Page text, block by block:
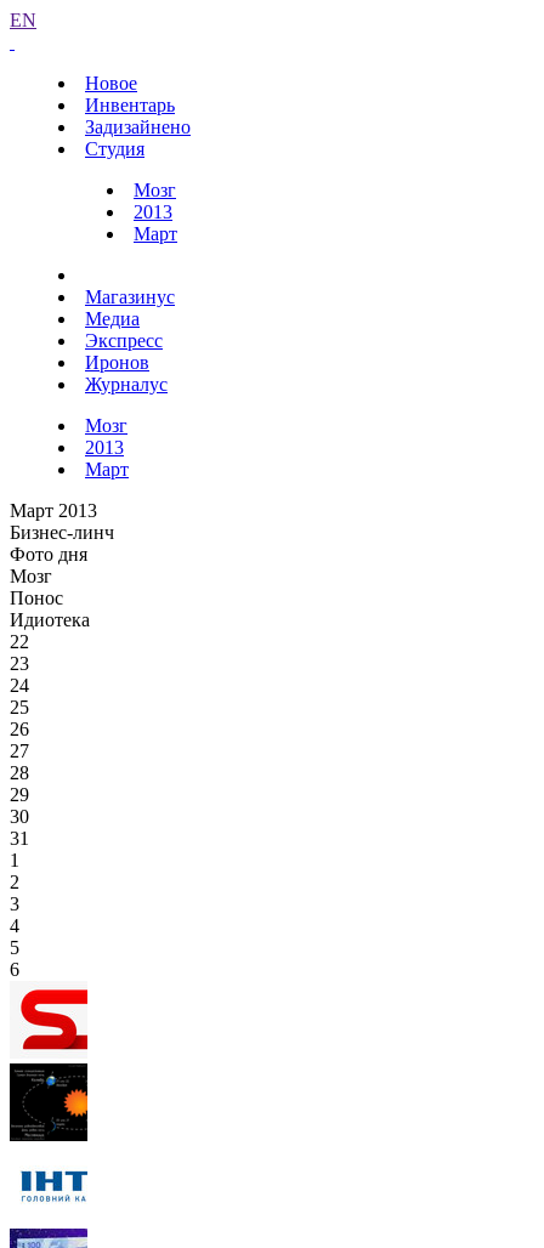
EN
Новое
Инвентарь
Задизайнено
Студия
Мозг
2013
Март
Магазинус
Медиа
Экспресс
Иронов
Журналус
Мозг
2013
Март
Март 2013
Бизнес-линч
Фото дня
Мозг
Понос
Идиотека
22
23
24
25
26
27
28
29
30
31
1
2
3
4
5
6